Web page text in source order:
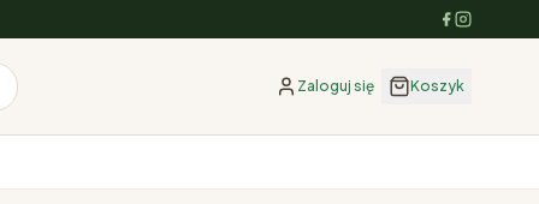
Zaloguj się Koszyk